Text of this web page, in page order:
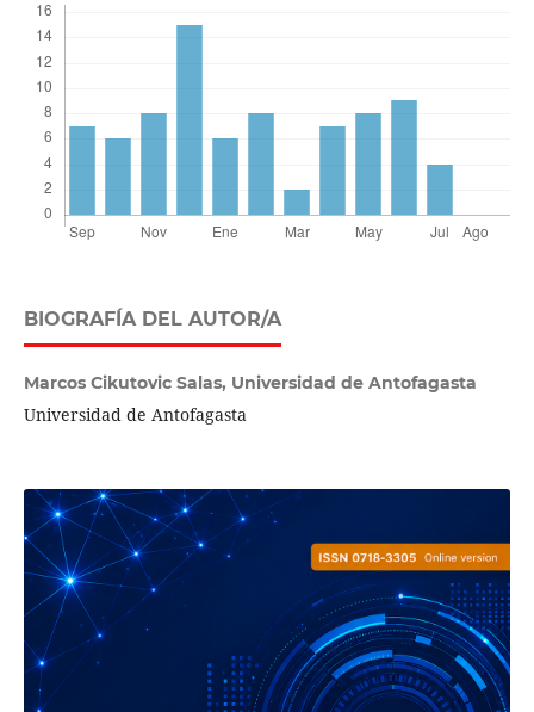
BIOGRAFÍA DEL AUTOR/A
Marcos Cikutovic Salas, Universidad de Antofagasta
Universidad de Antofagasta